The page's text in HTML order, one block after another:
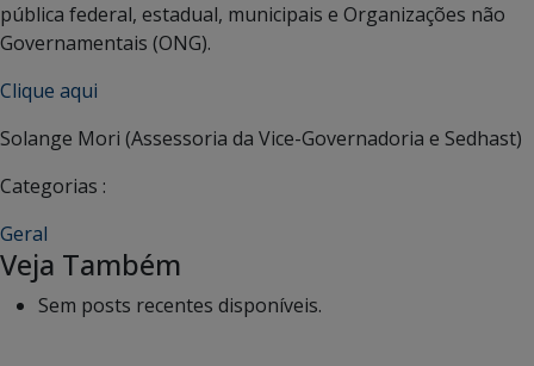
pública federal, estadual, municipais e Organizações não
Governamentais (ONG).
Clique aqui
Solange Mori (Assessoria da Vice-Governadoria e Sedhast)
Categorias :
Geral
Veja Também
Sem posts recentes disponíveis.